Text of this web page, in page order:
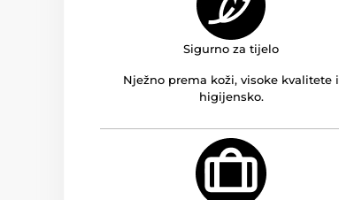
Sigurno za tijelo
Nježno prema koži, visoke kvalitete i
higijensko.